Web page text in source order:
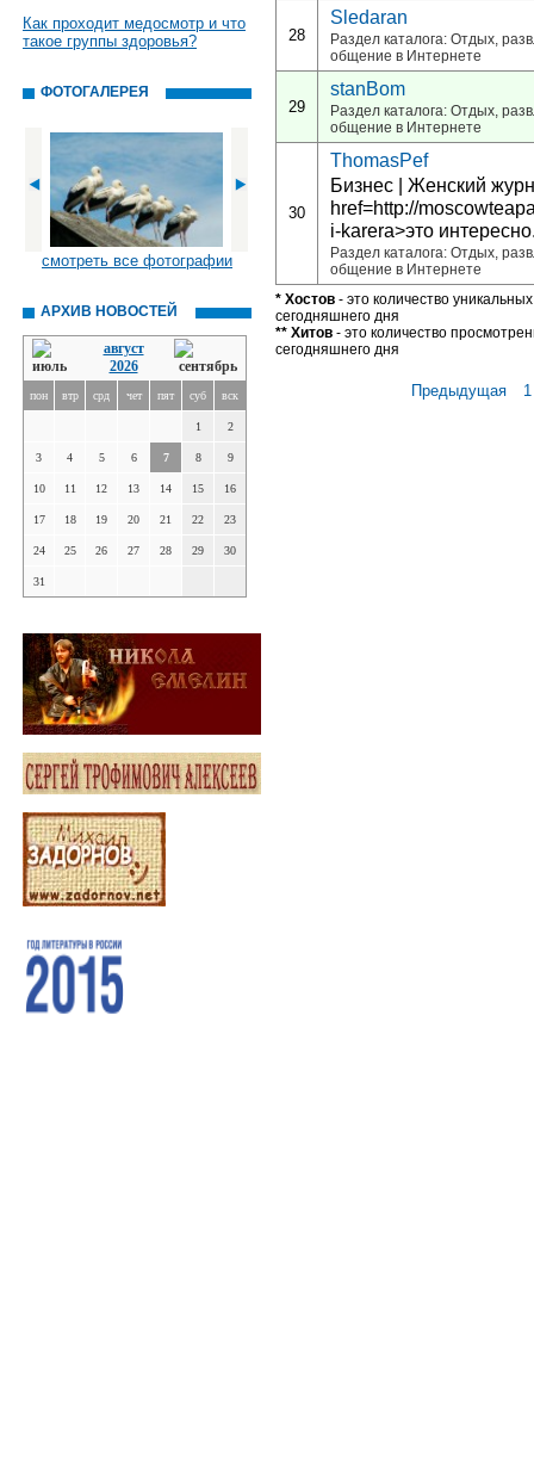
Как проходит медосмотр и что
такое группы здоровья?
ФОТОГАЛЕРЕЯ
смотреть все фотографии
АРХИВ НОВОСТЕЙ
август
2026
пон втр срд чет пят суб вск
1 2
3 4 5 6 7 8 9
10 11 12 13 14 15 16
17 18 19 20 21 22 23
24 25 26 27 28 29 30
31
28
Sledaran
Раздел каталога: Отдых,
общение в Интернете
29
stanBom
Раздел каталога: Отдых,
общение в Интернете
30
ThomasPef
Бизнес | Женский
href=http://
i-karera>это
Раздел каталога: Отдых,
общение в Интернете
* Хостов - это количество
сегодняшнего дня
** Хитов - это количество
сегодняшнего дня
Предыдущая 1